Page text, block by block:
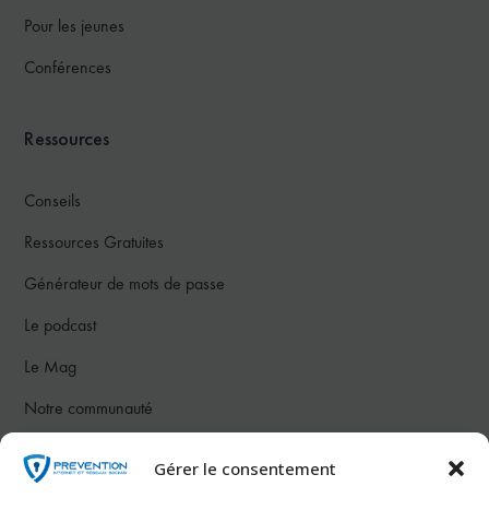
Gérer le consentement
Pour les jeunes
Conférences
Ressources
Conseils
Ressources Gratuites
Générateur de mots de passe
Le podcast
Le Mag
Notre communauté
Nous contacter